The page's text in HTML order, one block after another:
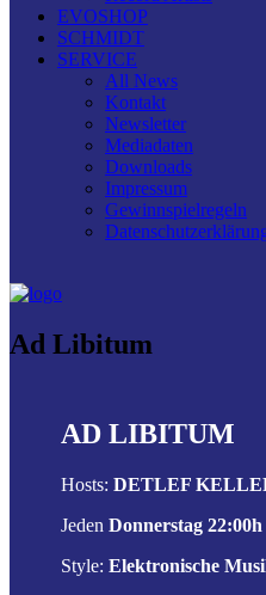
EVOSHOP
SCHMIDT
SERVICE
All News
Kontakt
Newsletter
Mediadaten
Downloads
Impressum
Gewinnspielregeln
Ad Libitum
AD LIBITUM
Hosts:DETLEF
JedenDonnerstag 22:00h
Style:Elektronische